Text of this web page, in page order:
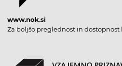
www.nok.si
Za boljšo preglednost in dostopnost